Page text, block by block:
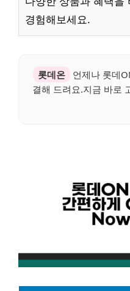
경험해보세요.
롯데온
언제나 롯데
결해 드려요.지금 바로